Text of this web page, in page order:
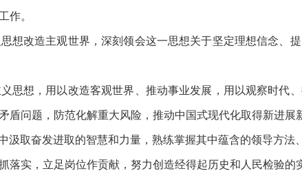
作。
改造主观世界，深刻领会这一思想关于坚定理想信念、
思想，用以改造客观世界、推动事业发展，用以观察时代
问题，防范化解重大风险，推动中国式现代化取得新进展
汲取奋发进取的智慧和力量，熟练掌握其中蕴含的领导方法
实，立足岗位作贡献，努力创造经得起历史和人民检验的